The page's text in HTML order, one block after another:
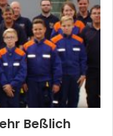
Beßlich